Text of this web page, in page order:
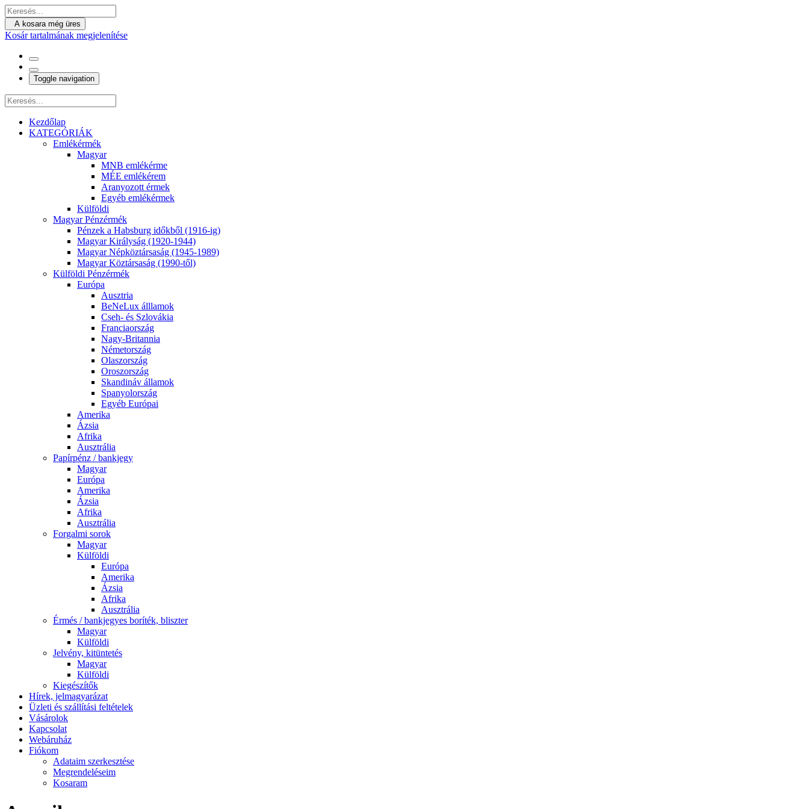
A kosara még üres
Kosár tartalmának megjelenítése
Toggle navigation
Kezdőlap
KATEGÓRIÁK
Emlékérmék
Magyar
MNB emlékérme
MÉE emlékérem
Aranyozott érmek
Egyéb emlékérmek
Külföldi
Magyar Pénzérmék
Pénzek a Habsburg időkből (1916-ig)
Magyar Királyság (1920-1944)
Magyar Népköztársaság (1945-1989)
Magyar Köztársaság (1990-től)
Külföldi Pénzérmék
Európa
Ausztria
BeNeLux álllamok
Cseh- és Szlovákia
Franciaország
Nagy-Britannia
Németország
Olaszország
Oroszország
Skandináv államok
Spanyolország
Egyéb Európai
Amerika
Ázsia
Afrika
Ausztrália
Papírpénz / bankjegy
Magyar
Európa
Amerika
Ázsia
Afrika
Ausztrália
Forgalmi sorok
Magyar
Külföldi
Európa
Amerika
Ázsia
Afrika
Ausztrália
Érmés / bankjegyes boríték, bliszter
Magyar
Külföldi
Jelvény, kitüntetés
Magyar
Külföldi
Kiegészítők
Hírek, jelmagyarázat
Üzleti és szállítási feltételek
Vásárolok
Kapcsolat
Webáruház
Fiókom
Adataim szerkesztése
Megrendeléseim
Kosaram